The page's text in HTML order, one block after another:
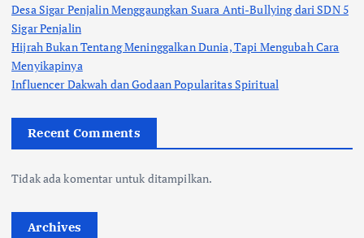
Desa Sigar Penjalin Menggaungkan Suara Anti-Bullying dari SDN 5
Sigar Penjalin
Hijrah Bukan Tentang Meninggalkan Dunia, Tapi Mengubah Cara
Menyikapinya
Influencer Dakwah dan Godaan Popularitas Spiritual
Recent Comments
Tidak ada komentar untuk ditampilkan.
Archives